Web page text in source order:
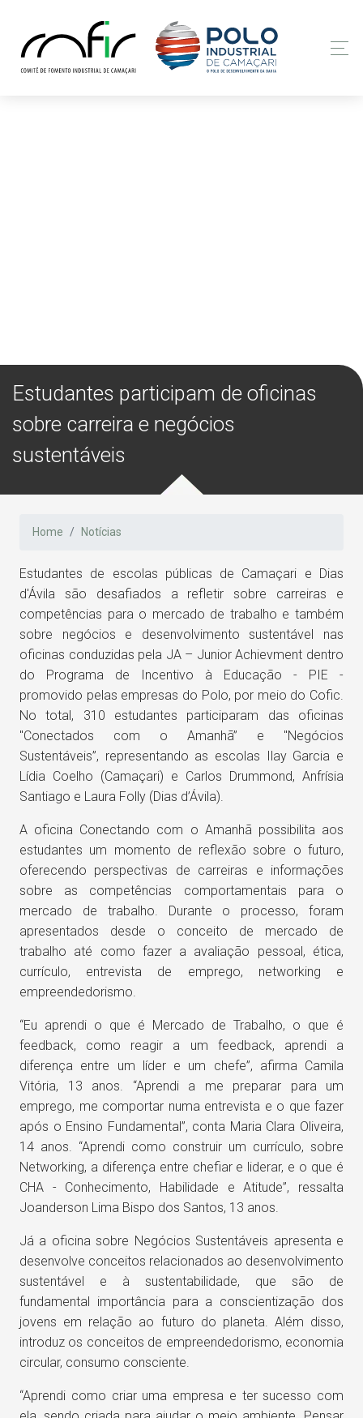
Estudantes participam de oficinas
sobre carreira e negócios
sustentáveis
Home Notícias
Estudantes de escolas públicas de Camaçari e Dias
d'Ávila são desafiados a refletir sobre carreiras e
competências para o mercado de trabalho e também
sobre negócios e desenvolvimento sustentável nas
oficinas conduzidas pela JA – Junior Achievment dentro
do Programa de Incentivo à Educação - PIE -
promovido pelas empresas do Polo, por meio do Cofic.
No total, 310 estudantes participaram das oficinas
"Conectados com o Amanhã” e "Negócios
Sustentáveis”, representando as escolas Ilay Garcia e
Lídia Coelho (Camaçari) e Carlos Drummond, Anfrísia
Santiago e Laura Folly (Dias d’Ávila).
A oficina Conectando com o Amanhã possibilita aos
estudantes um momento de reflexão sobre o futuro,
oferecendo perspectivas de carreiras e informações
sobre as competências comportamentais para o
mercado de trabalho. Durante o processo, foram
apresentados desde o conceito de mercado de
trabalho até como fazer a avaliação pessoal, ética,
currículo, entrevista de emprego, networking e
empreendedorismo.
“Eu aprendi o que é Mercado de Trabalho, o que é
feedback, como reagir a um feedback, aprendi a
diferença entre um líder e um chefe”, afirma Camila
Vitória, 13 anos. “Aprendi a me preparar para um
emprego, me comportar numa entrevista e o que fazer
após o Ensino Fundamental”, conta Maria Clara Oliveira,
14 anos. “Aprendi como construir um currículo, sobre
Networking, a diferença entre chefiar e liderar, e o que é
CHA - Conhecimento, Habilidade e Atitude”, ressalta
Joanderson Lima Bispo dos Santos, 13 anos.
Já a oficina sobre Negócios Sustentáveis apresenta e
desenvolve conceitos relacionados ao desenvolvimento
sustentável e à sustentabilidade, que são de
fundamental importância para a conscientização dos
jovens em relação ao futuro do planeta. Além disso,
introduz os conceitos de empreendedorismo, economia
circular, consumo consciente.
“Aprendi como criar uma empresa e ter sucesso com